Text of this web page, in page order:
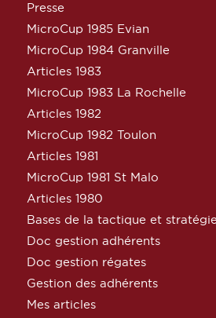
Presse
MicroCup 1985 Evian
MicroCup 1984 Granville
Articles 1983
MicroCup 1983 La Rochelle
Articles 1982
MicroCup 1982 Toulon
Articles 1981
MicroCup 1981 St Malo
Articles 1980
Bases de la tactique et
Doc gestion adhérents
Doc gestion régates
Gestion des adhérents
Mes articles